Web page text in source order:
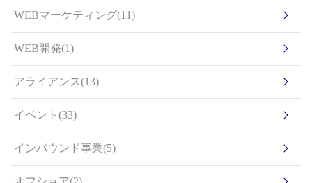
WEBマーケティング(11)
WEB開発(1)
アライアンス(13)
イベント(33)
インバウンド事業(5)